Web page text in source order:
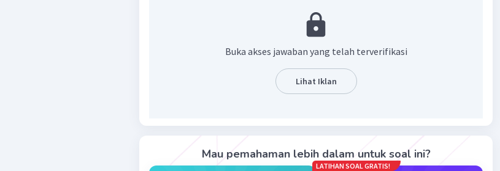
Buka akses jawaban yang telah terverifikasi
Lihat Iklan
Mau pemahaman lebih dalam untuk soal ini?
LATIHAN SOAL GRATIS!